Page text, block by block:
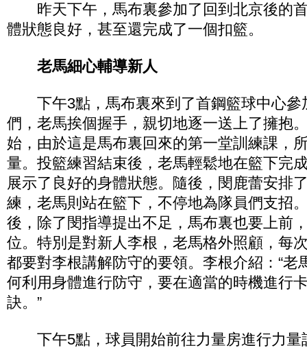
昨天下午，馬布裏參加了回到北京後的
體狀態良好，甚至還完成了一個扣籃。
老馬細心輔導新人
下午3點，馬布裏來到了首鋼籃球中心參
們，老馬挨個握手，親切地逐一送上了擁抱
始，由於這是馬布裏回來的第一堂訓練課，
量。投籃練習結束後，老馬輕鬆地在籃下完
展示了良好的身體狀態。隨後，閔鹿蕾安排
練，老馬則站在籃下，不停地為隊員們支招
後，除了閔指導提出不足，馬布裏也要上前
位。特別是對新人李根，老馬格外照顧，每
都要對李根講解防守的要領。李根介紹：“老
何利用身體進行防守，要在適當的時機進行
訣。”
下午5點，球員開始前往力量房進行力量